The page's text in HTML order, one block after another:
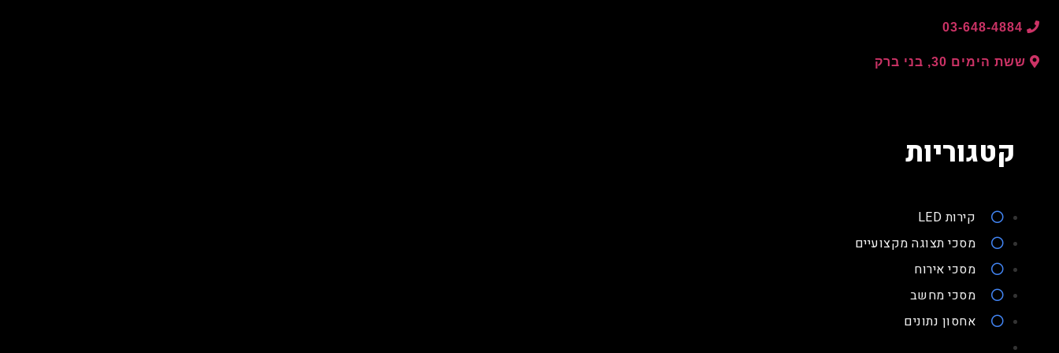
03-648-4884
ששת הימים 30, בני ברק
קטגוריות
קירות LED
מסכי תצוגה מקצועיים
מסכי אירוח
מסכי מחשב
אחסון נתונים